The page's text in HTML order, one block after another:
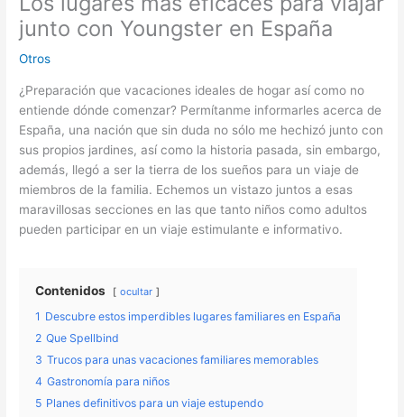
junto con Youngster en España
Otros
¿Preparación que vacaciones ideales de hogar así como no
entiende dónde comenzar? Permítanme informarles acerca de
España, una nación que sin duda no sólo me hechizó junto con
sus propios jardines, así como la historia pasada, sin embargo,
además, llegó a ser la tierra de los sueños para un viaje de
miembros de la familia. Echemos un vistazo juntos a esas
maravillosas secciones en las que tanto niños como adultos
pueden participar en un viaje estimulante e informativo.
Contenidos ocultar
1 Descubre estos imperdibles lugares familiares en España
2 Que Spellbind
3 Trucos para unas vacaciones familiares memorables
4 Gastronomía para niños
5 Planes definitivos para un viaje estupendo